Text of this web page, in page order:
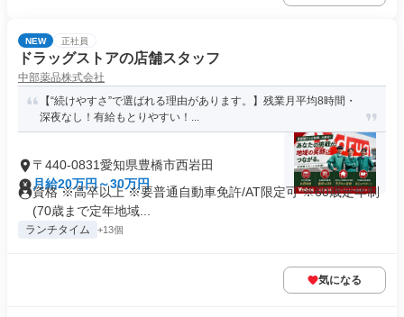
NEW 正社員
ドラッグストアの店舗スタッフ
中部薬品株式会社
【“続けやすさ”で選ばれる理由があります。】残業月平均8時間・
深夜なし！有給もとりやすい！...
〒440-0831愛知県豊橋市西岩田
月給20万円～30万円
資格 ※高卒以上 ※要普通自動車免許/AT限定可 ※60歳定年制
(70歳まで定年地域...
ランチタイム +13個
気になる